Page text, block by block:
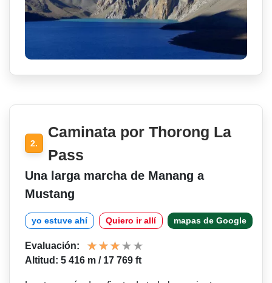
2.
Caminata por Thorong La
Pass
Una larga marcha de Manang a
Mustang
yo estuve ahí Quiero ir allí mapas de Google
Evaluación:
Altitud: 5 416 m / 17 769 ft